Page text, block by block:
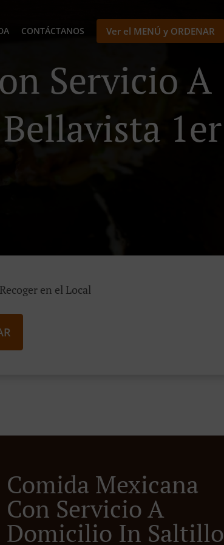
CONTÁCTANOS Ver el MENÚ y ORDENAR
Servicio A
1er
en el Local
Comida Mexicana
Con Servicio A
Domicilio In Saltillo